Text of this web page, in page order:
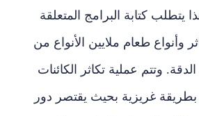
يتطلب كتابة البرامج المتعلقة
وأنواع طعام ملايين الأنواع من
وتتم عملية تكاثر الكائنات
بطريقة غريزية بحيث يقتصر دور